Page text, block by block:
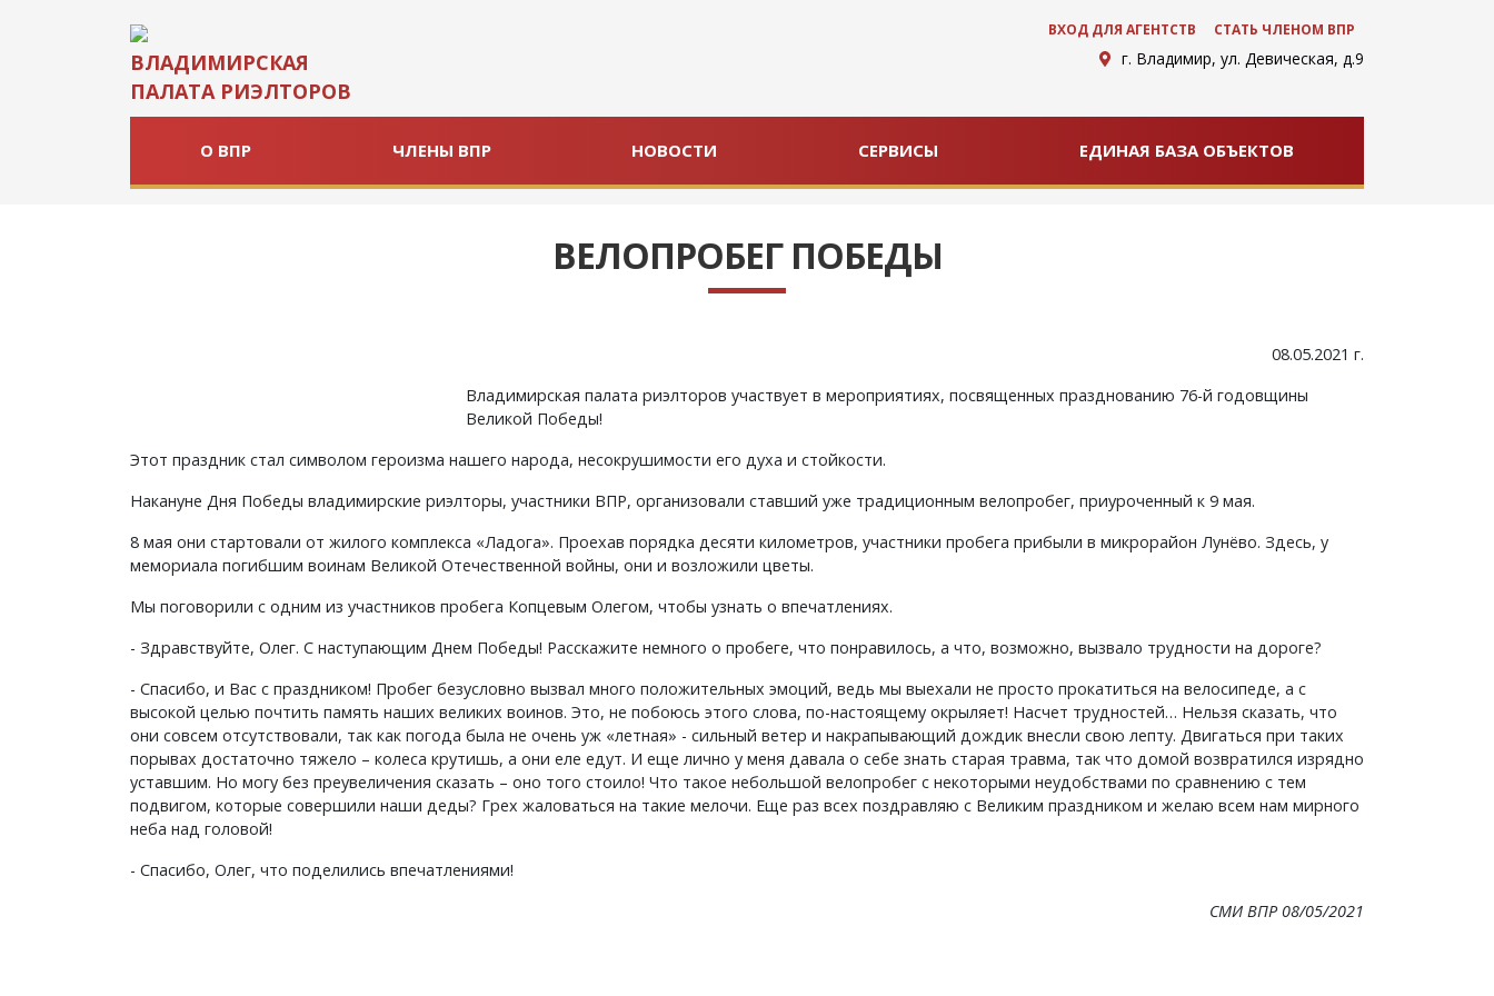
ВХОД ДЛЯ АГЕНТСТВ СТАТЬ ЧЛЕНОМ ВПР
ВЛАДИМИРСКАЯ
ПАЛАТА РИЭЛТОРОВ
г. Владимир, ул. Девическая, д.9
навигация
О ВПР ЧЛЕНЫ ВПР НОВОСТИ СЕРВИСЫ ЕДИНАЯ БАЗА ОБЪЕКТОВ
ВЕЛОПРОБЕГ ПОБЕДЫ
08.05.2021 г.
Владимирская палата риэлторов участвует в мероприятиях, посвященных празднованию 76-й годовщины
Великой Победы!
Этот праздник стал символом героизма нашего народа, несокрушимости его духа и стойкости.
Накануне Дня Победы владимирские риэлторы, участники ВПР, организовали ставший уже традиционным велопробег, приуроченный к 9 мая.
8 мая они стартовали от жилого комплекса «Ладога». Проехав порядка десяти километров, участники пробега прибыли в микрорайон Лунёво. Здесь, у
мемориала погибшим воинам Великой Отечественной войны, они и возложили цветы.
Мы поговорили с одним из участников пробега Копцевым Олегом, чтобы узнать о впечатлениях.
- Здравствуйте, Олег. С наступающим Днем Победы! Расскажите немного о пробеге, что понравилось, а что, возможно, вызвало трудности на дороге?
- Спасибо, и Вас с праздником! Пробег безусловно вызвал много положительных эмоций, ведь мы выехали не просто прокатиться на велосипеде, а с
высокой целью почтить память наших великих воинов. Это, не побоюсь этого слова, по-настоящему окрыляет! Насчет трудностей… Нельзя сказать, что
они совсем отсутствовали, так как погода была не очень уж «летная» - сильный ветер и накрапывающий дождик внесли свою лепту. Двигаться при таких
порывах достаточно тяжело – колеса крутишь, а они еле едут. И еще лично у меня давала о себе знать старая травма, так что домой возвратился изрядно
уставшим. Но могу без преувеличения сказать – оно того стоило! Что такое небольшой велопробег с некоторыми неудобствами по сравнению с тем
подвигом, которые совершили наши деды? Грех жаловаться на такие мелочи. Еще раз всех поздравляю с Великим праздником и желаю всем нам мирного
неба над головой!
- Спасибо, Олег, что поделились впечатлениями!
СМИ ВПР 08/05/2021